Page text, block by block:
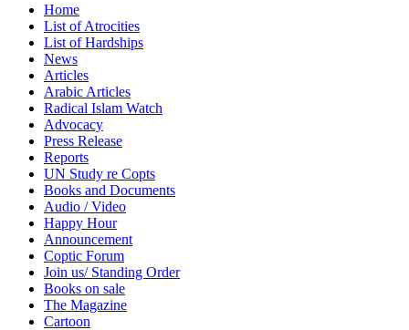
Home
List of Atrocities
List of Hardships
News
Articles
Arabic Articles
Radical Islam Watch
Advocacy
Press Release
Reports
UN Study re Copts
Books and Documents
Audio / Video
Happy Hour
Announcement
Coptic Forum
Join us/ Standing Order
Books on sale
The Magazine
Cartoon